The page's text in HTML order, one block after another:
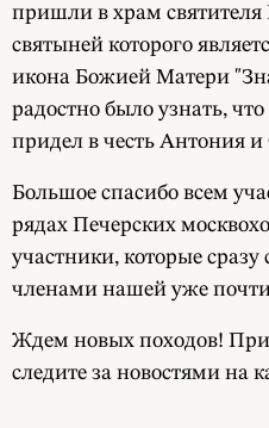
пришли в храм
святыней которого
икона Божией Матери
радостно было узнать,
придел в честь Антония
Большое спасибо всем
рядах Печерских
участники, которые
членами нашей уже
Ждем новых походов!
следите за новостями на